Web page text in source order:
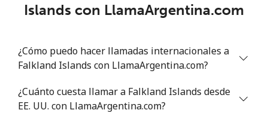
Islands con LlamaArgentina.com
¿Cómo puedo hacer llamadas internacionales a
Falkland Islands con LlamaArgentina.com?
¿Cuánto cuesta llamar a Falkland Islands desde
EE. UU. con LlamaArgentina.com?